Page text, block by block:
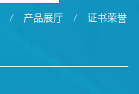
/ 产品展厅 / 证书荣誉